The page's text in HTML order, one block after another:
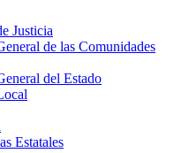
Justicia
de las Comunidades
del Estado
Estatales